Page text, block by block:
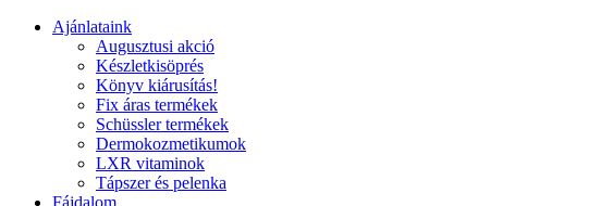
Ajánlataink
Augusztusi akció
Készletkisöprés
Könyv kiárusítás!
Fix áras termékek
Schüssler termékek
Dermokozmetikumok
LXR vitaminok
Tápszer és pelenka
Fájdalom